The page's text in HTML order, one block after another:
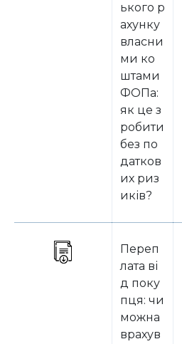
ького р
ахунку
власни
ми ко
штами
ФОПа:
як це з
робити
без по
датков
их риз
иків?
Переп
лата ві
д поку
пця: чи
можна
врахув